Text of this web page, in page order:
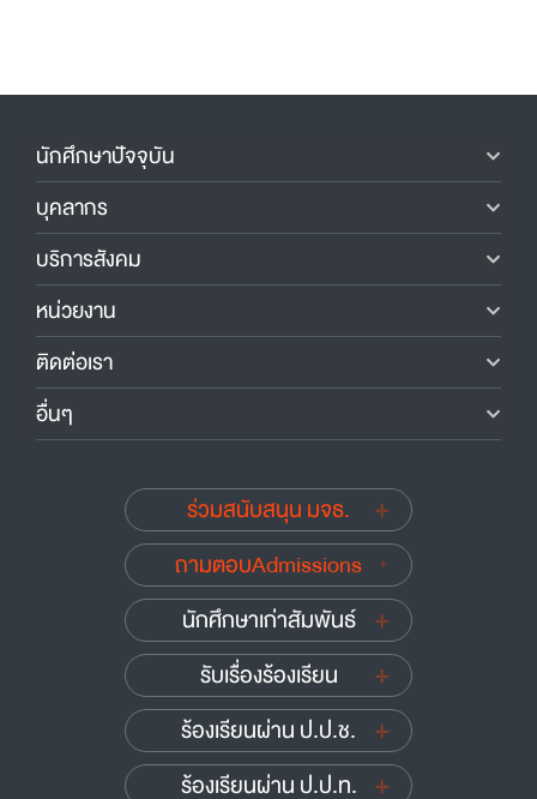
นักศึกษาปัจจุบัน
บุคลากร
บริการสังคม
หน่วยงาน
ติดต่อเรา
อื่นๆ
ร่วมสนับสนุน มจธ.
ถามตอบAdmissions
นักศึกษาเก่าสัมพันธ์
รับเรื่องร้องเรียน
ร้องเรียนผ่าน ป.ป.ช.
ร้องเรียนผ่าน ป.ป.ท.